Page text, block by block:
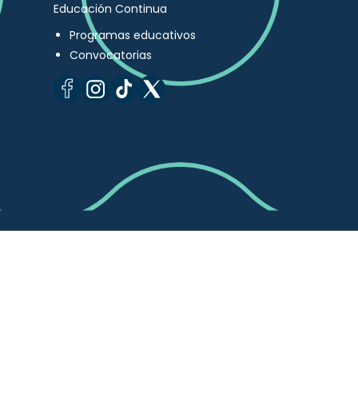
Educación Continua
Programas educativos
Convocatorias